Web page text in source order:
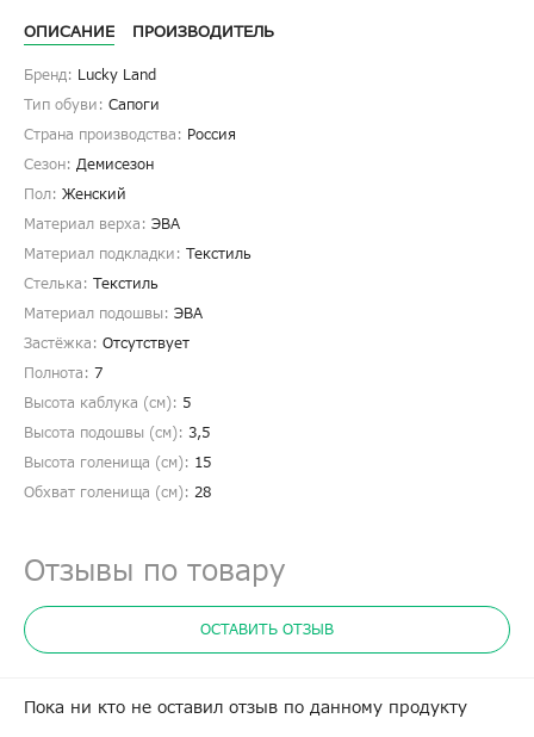
ОПИСАНИЕ ПРОИЗВОДИТЕЛЬ
Бренд: Lucky Land
Тип обуви: Сапоги
Страна производства: Россия
Сезон: Демисезон
Пол: Женский
Материал верха: ЭВА
Материал подкладки: Текстиль
Стелька: Текстиль
Материал подошвы: ЭВА
Застёжка: Отсутствует
Полнота: 7
Высота каблука (см): 5
Высота подошвы (см): 3,5
Высота голенища (cм): 15
Обхват голенища (cм): 28
Отзывы по товару
ОСТАВИТЬ ОТЗЫВ
Пока ни кто не оставил отзыв по данному продукту